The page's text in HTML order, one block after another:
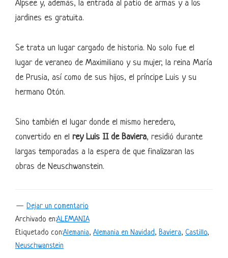
Alpsee y, además, la entrada al patio de armas y a los
jardines es gratuita.
Se trata un lugar cargado de historia. No solo fue el
lugar de veraneo de Maximiliano y su mujer, la reina María
de Prusia, así como de sus hijos, el príncipe Luis y su
hermano Otón.
Sino también el lugar donde el mismo heredero,
convertido en el rey Luis II de Baviera, residió durante
largas temporadas a la espera de que finalizaran las
obras de Neuschwanstein.
Dejar un comentario
Archivado en:ALEMANIA
Etiquetado con:Alemania, Alemania en Navidad, Baviera, Castillo,
Neuschwanstein